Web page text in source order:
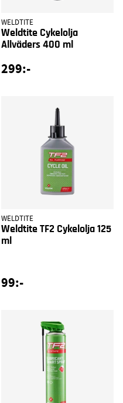
WELDTITE
Weldtite Cykelolja
Allväders 400 ml
299:-
WELDTITE
Weldtite TF2 Cykelolja 125
ml
99:-